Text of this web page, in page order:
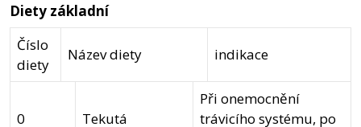
Diety základní
Číslo
diety
Název diety indikace
0 Tekutá
Při onemocnění
trávicího systému, po